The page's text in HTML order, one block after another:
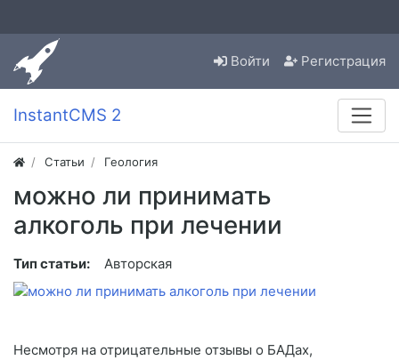
Войти Регистрация
InstantCMS 2
Статьи Геология
можно ли принимать
алкоголь при лечении
Тип статьи: Авторская
Несмотря на отрицательные отзывы о БАДах,